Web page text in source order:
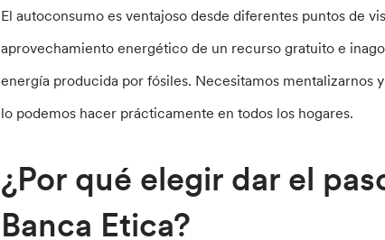
El autoconsumo es ventajoso desde diferentes puntos de
aprovechamiento energético de un recurso gratuito e
energía producida por fósiles. Necesitamos
lo podemos hacer prácticamente en todos los hogares.
¿Por qué elegir dar el
Banca Etica?